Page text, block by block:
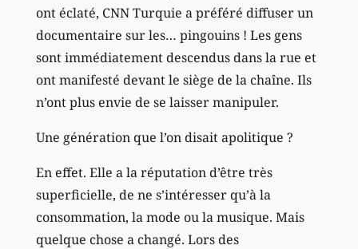
ont éclaté, CNN Turquie a préféré diffuser un
documentaire sur les… pingouins ! Les gens
sont immédiatement descendus dans la rue et
ont manifesté devant le siège de la chaîne. Ils
n’ont plus envie de se laisser manipuler.
Une génération que l’on disait apolitique ?
En effet. Elle a la réputation d’être très
superficielle, de ne s’intéresser qu’à la
consommation, la mode ou la musique. Mais
quelque chose a changé. Lors des